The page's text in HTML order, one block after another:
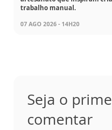
trabalho manual.
07 AGO 2026 - 14H20
Seja o
comentar